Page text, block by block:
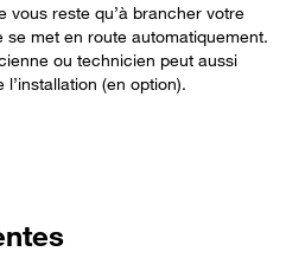
vous reste qu’à brancher votre
se met en route automatiquement.
ou technicien peut aussi
l’installation (en option).